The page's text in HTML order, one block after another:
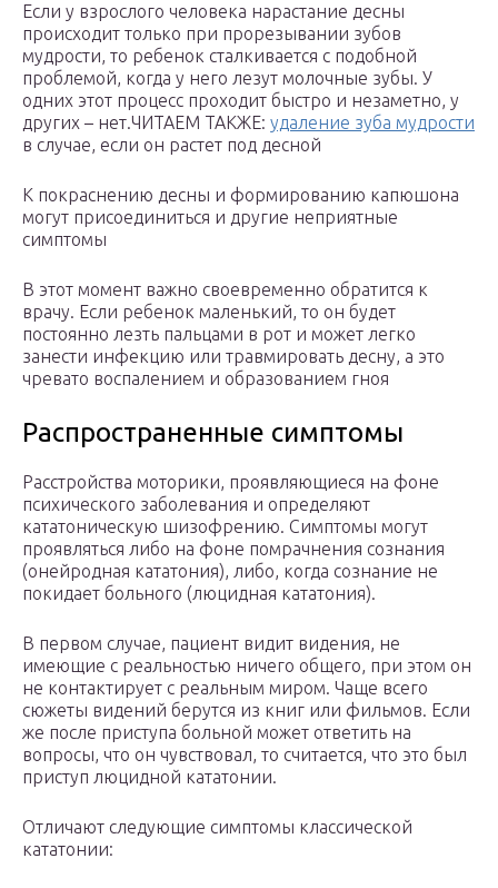
Если у взрослого человека нарастание десны
происходит только при прорезывании зубов
мудрости, то ребенок сталкивается с подобной
проблемой, когда у него лезут молочные зубы. У
одних этот процесс проходит быстро и незаметно, у
других – нет.ЧИТАЕМ ТАКЖЕ: удаление зуба мудрости
в случае, если он растет под десной
К покраснению десны и формированию капюшона
могут присоединиться и другие неприятные
симптомы
В этот момент важно своевременно обратится к
врачу. Если ребенок маленький, то он будет
постоянно лезть пальцами в рот и может легко
занести инфекцию или травмировать десну, а это
чревато воспалением и образованием гноя
Распространенные симптомы
Расстройства моторики, проявляющиеся на фоне
психического заболевания и определяют
кататоническую шизофрению. Симптомы могут
проявляться либо на фоне помрачнения сознания
(онейродная кататония), либо, когда сознание не
покидает больного (люцидная кататония).
В первом случае, пациент видит видения, не
имеющие с реальностью ничего общего, при этом он
не контактирует с реальным миром. Чаще всего
сюжеты видений берутся из книг или фильмов. Если
же после приступа больной может ответить на
вопросы, что он чувствовал, то считается, что это был
приступ люцидной кататонии.
Отличают следующие симптомы классической
кататонии: